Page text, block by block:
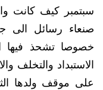
سبتمبر كيف كانت
صنعاء رسائل الى
خصوصا تشحذ فيها
الاستبداد والتخلف
على موقف ولدها